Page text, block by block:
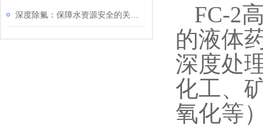
FC-2
的液体
深度处
化工、
氧化等